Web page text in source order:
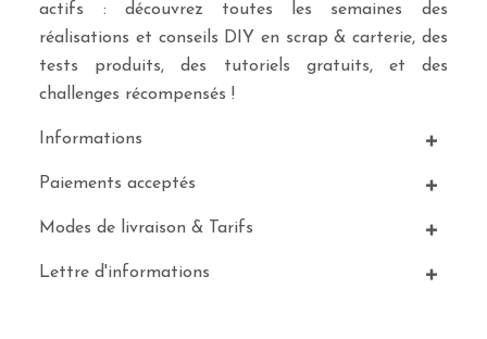
actifs : découvrez toutes les semaines des
réalisations et conseils DIY en scrap & carterie, des
tests produits, des tutoriels gratuits, et des
challenges récompensés !
Informations
Paiements acceptés
Modes de livraison & Tarifs
Lettre d'informations